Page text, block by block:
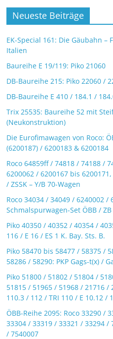
Neueste Beiträge
EK-Special 161: Die Gäubahn
Italien
Baureihe E 19/119: Piko 21060
DB-Baureihe 215: Piko 22060 /
DB-Baureihe E 410 / 184.1 /
Trix 25535: Baureihe 52 mit
(Neukonstruktion)
Die Eurofimawagen von Roco:
(6200187) / 6200183 & 6200184
Roco 64859ff / 74818 / 74188 /
6200062 / 6200167 bis
/ ZSSK – Y/B 70-Wagen
Roco 34034 / 34049 / 6240002 /
Schmalspurwagen-Set ÖBB / ZB
Piko 40350 / 40352 / 40354 /
116 / E 16 / ES 1 K. Bay. Sts. B.
Piko 58470 bis 58477 / 58375 /
58286 / 58290: PKP Gags-t(x) /
Piko 51800 / 51802 / 51804 /
51815 / 51965 / 51968 / 21716 /
110.3 / 112 / TRI 110 / E 10.12 /
ÖBB-Reihe 2095: Roco 33290 /
33304 / 33319 / 33321 / 33294 /
/ 7540007